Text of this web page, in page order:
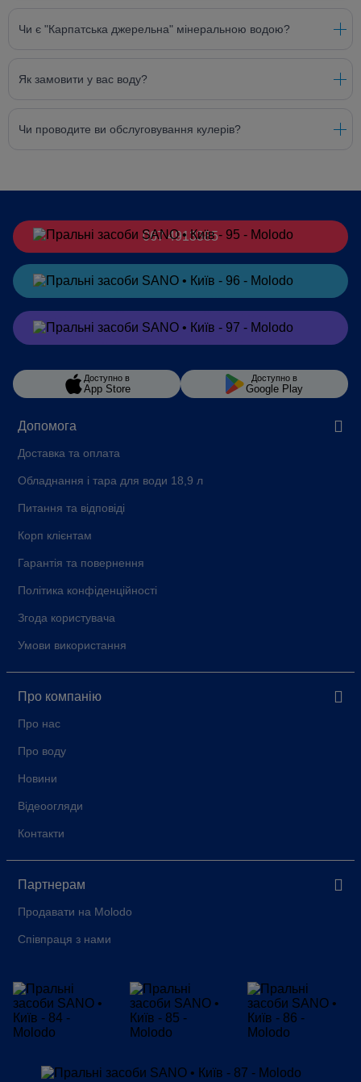
Чи є "Карпатська джерельна" мінеральною водою?
Як замовити у вас воду?
Чи проводите ви обслуговування кулерів?
Допомога
Доставка та оплата
Обладнання і тара для води 18,9 л
Питання та відповіді
Корп клієнтам
Гарантія та повернення
Політика конфіденційності
Згода користувача
Умови використання
Про компанію
Про нас
Про воду
Новини
Відеоогляди
Контакти
Партнерам
Продавати на Molodo
Співпраця з нами
067 4913385
Замовити в Telegram
Замовити в Viber
Доступно в
App Store
Доступно в
Google Play